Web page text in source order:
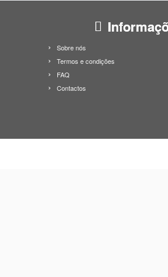
Sobre nós
Termos e condições
FAQ
Contactos